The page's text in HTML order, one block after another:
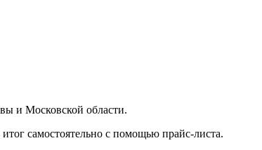
и Московской области.
самостоятельно с помощью прайс-листа.